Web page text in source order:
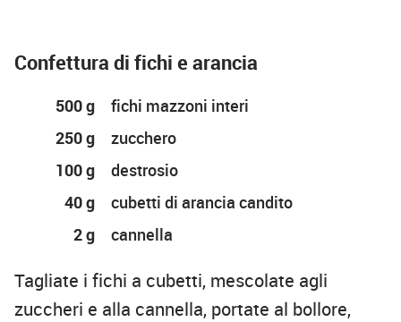
Confettura di fichi e arancia
500 g
fichi mazzoni interi
250 g
zucchero
100 g
destrosio
40 g
cubetti di arancia candito
2 g
cannella
Tagliate i fichi a cubetti, mescolate agli
zuccheri e alla cannella, portate al bollore,